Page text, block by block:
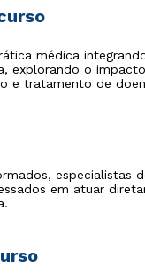
médica
explorando o
e tratamento de
especialistas
em atuar